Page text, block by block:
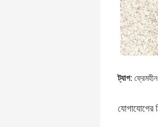
ট্যাগ: ফ্রেমহীন
যোগাযোগের